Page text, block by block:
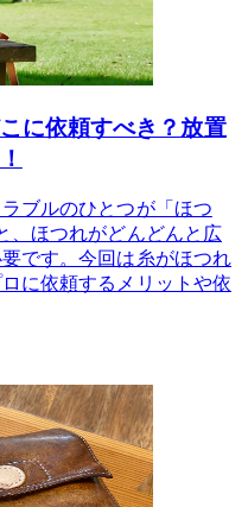
に依頼すべき？放置
ブルのひとつが「ほつ
、ほつれがどんどんと広
です。今回は糸がほつれ
に依頼するメリットや依